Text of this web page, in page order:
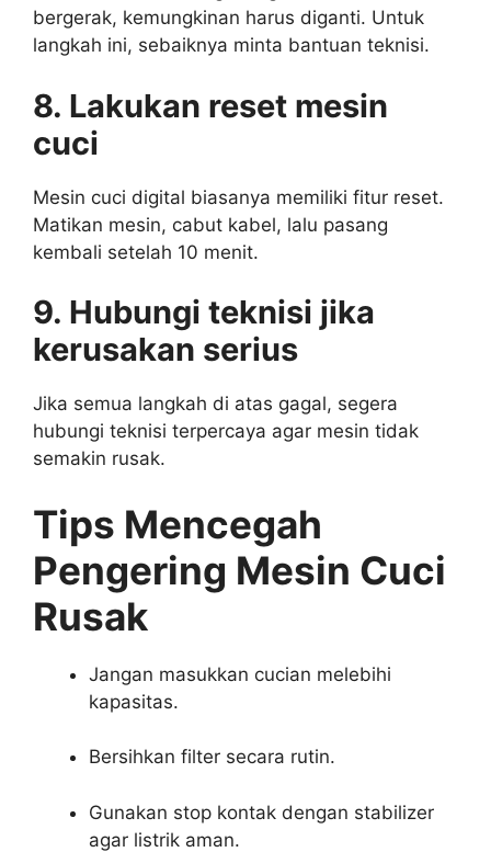
bergerak, kemungkinan harus diganti. Untuk
langkah ini, sebaiknya minta bantuan teknisi.
8. Lakukan reset mesin
cuci
Mesin cuci digital biasanya memiliki fitur reset.
Matikan mesin, cabut kabel, lalu pasang
kembali setelah 10 menit.
9. Hubungi teknisi jika
kerusakan serius
Jika semua langkah di atas gagal, segera
hubungi teknisi terpercaya agar mesin tidak
semakin rusak.
Tips Mencegah
Pengering Mesin Cuci
Rusak
Jangan masukkan cucian melebihi
kapasitas.
Bersihkan filter secara rutin.
Gunakan stop kontak dengan stabilizer
agar listrik aman.